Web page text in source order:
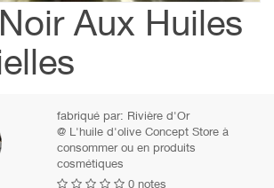
Aux Huiles
fabriqué par: Rivière d'Or
@ L'huile d'olive Concept Store à
consommer ou en produits
cosmétiques
0 notes